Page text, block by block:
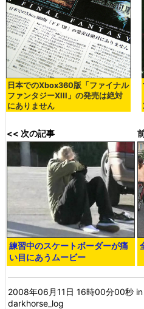
日本でのXbox360版「ファイナル
ファンタジーXIII」の発売は絶対
にありません
<< 次の記事
練習中のスケートボーダーが痛
い目にあうムービー
2008年06月11日 16時00分00秒 in
darkhorse_log